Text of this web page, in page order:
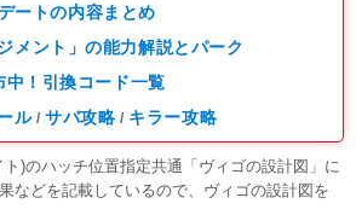
ートの内容まとめ
メント」の能力解説とパーク
！引換コード一覧
ル / サバ攻略 / キラー攻略
)のハッチ位置指定共通「ヴィゴの設計図」に
などを記載しているので、ヴィゴの設計図を